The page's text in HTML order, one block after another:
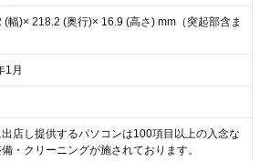
(幅)× 218.2 (奥行)× 16.9 (高さ) mm（突起部含ま
1月
店し提供するパソコンは100項目以上の入念な
・クリーニングが施されております。